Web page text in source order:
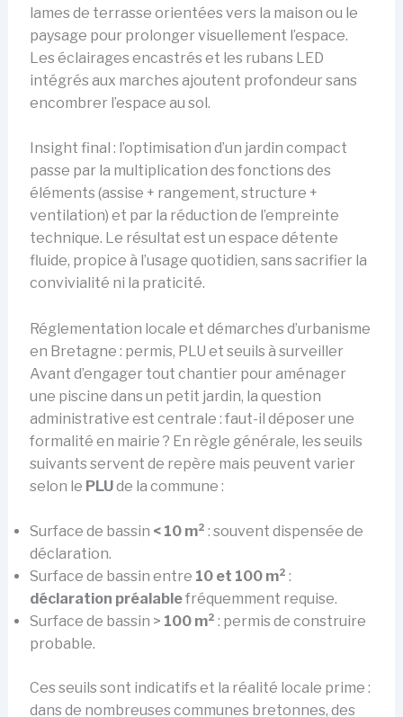
lames de terrasse orientées vers la maison ou le
paysage pour prolonger visuellement l’espace.
Les éclairages encastrés et les rubans LED
intégrés aux marches ajoutent profondeur sans
encombrer l’espace au sol.
Insight final : l’optimisation d’un jardin compact
passe par la multiplication des fonctions des
éléments (assise + rangement, structure +
ventilation) et par la réduction de l’empreinte
technique. Le résultat est un espace détente
fluide, propice à l’usage quotidien, sans sacrifier la
convivialité ni la praticité.
Réglementation locale et démarches d’urbanisme
en Bretagne : permis, PLU et seuils à surveiller
Avant d’engager tout chantier pour aménager
une piscine dans un petit jardin, la question
administrative est centrale : faut-il déposer une
formalité en mairie ? En règle générale, les seuils
suivants servent de repère mais peuvent varier
selon le PLUde la commune :
Surface de bassin < 10 m² : souvent dispensée de
déclaration.
Surface de bassin entre 10 et 100 m² :
déclaration préalablefréquemment requise.
Surface de bassin > 100 m² : permis de construire
probable.
Ces seuils sont indicatifs et la réalité locale prime :
dans de nombreuses communes bretonnes, des